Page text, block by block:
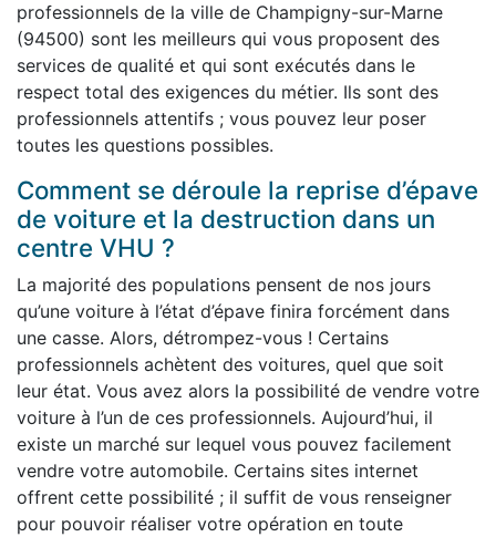
professionnels de la ville de Champigny-sur-Marne
(94500) sont les meilleurs qui vous proposent des
services de qualité et qui sont exécutés dans le
respect total des exigences du métier. Ils sont des
professionnels attentifs ; vous pouvez leur poser
toutes les questions possibles.
Comment se déroule la reprise d’épave
de voiture et la destruction dans un
centre VHU ?
La majorité des populations pensent de nos jours
qu’une voiture à l’état d’épave finira forcément dans
une casse. Alors, détrompez-vous ! Certains
professionnels achètent des voitures, quel que soit
leur état. Vous avez alors la possibilité de vendre votre
voiture à l’un de ces professionnels. Aujourd’hui, il
existe un marché sur lequel vous pouvez facilement
vendre votre automobile. Certains sites internet
offrent cette possibilité ; il suffit de vous renseigner
pour pouvoir réaliser votre opération en toute